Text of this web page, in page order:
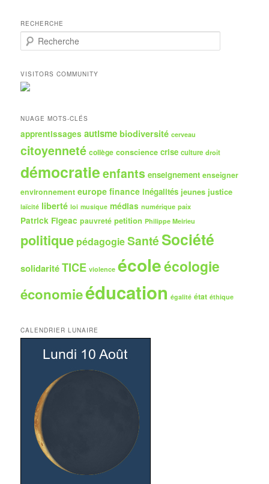
RECHERCHE
e
h
e
r
h
VISITORS COMMUNITY
NUAGE MOTS-CLÉS
apprentissages autisme biodiversité cerveau
citoyenneté collège conscience crise culture droit
démocratieenfants enseignement enseigner
environnement europe finance inégalités jeunes justice
laïcité liberté loi musique médias numérique paix
Patrick Figeac pauvreté petition Philippe Meirieu
politique pédagogieSantéSociété
solidaritéTICE violence écoleécologie
économieéducation égalité état éthique
CALENDRIER LUNAIRE